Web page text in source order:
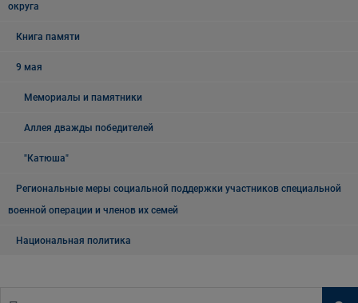
округа
Книга памяти
9 мая
Мемориалы и памятники
Аллея дважды победителей
"Катюша"
Региональные меры социальной поддержки участников специальной
военной операции и членов их семей
Национальная политика